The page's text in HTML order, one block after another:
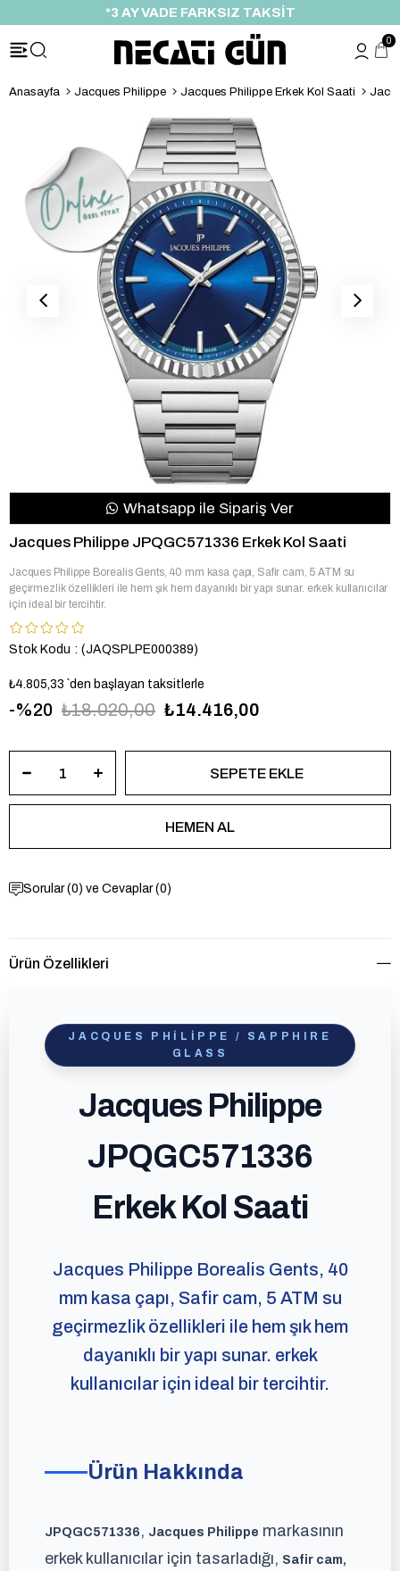
*3 AY VADE FARKSIZ TAKSİT
0
Anasayfa Jacques Philippe Jacques Philippe Erkek Kol Saati
Whatsapp ile Sipariş Ver
Jacques Philippe JPQGC571336 Erkek Kol Saati
Jacques Philippe Borealis Gents, 40 mm kasa çapı, Safir cam, 5 ATM su
geçirmezlik özellikleri ile hem şık hem dayanıklı bir yapı sunar. erkek kullanıcılar
için ideal bir tercihtir.
Stok Kodu (JAQSPLPE000389)
₺4.805,33 `den başlayan taksitlerle
20 ₺18.020,00 ₺14.416,00
Sorular (0) ve Cevaplar (0)
Ürün Özellikleri
JACQUES PHILIPPE / SAPPHIRE
GLASS
Jacques Philippe
JPQGC571336
Erkek Kol Saati
Jacques Philippe Borealis Gents, 40
mm kasa çapı, Safir cam, 5 ATM su
geçirmezlik özellikleri ile hem şık hem
dayanıklı bir yapı sunar. erkek
kullanıcılar için ideal bir tercihtir.
Ürün Hakkında
JPQGC571336 , Jacques Philippe markasının
erkek kullanıcılar için tasarladığı, Safir cam,